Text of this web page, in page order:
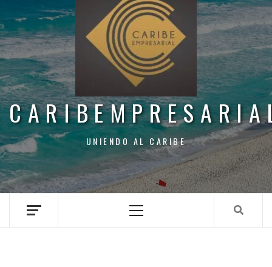
UNIENDO AL CARIBE
Menu